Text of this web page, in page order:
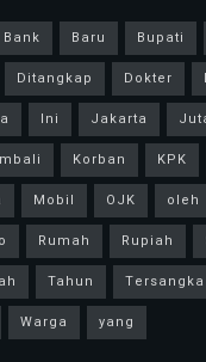
Bank Baru Bupati
Ditangkap Dokter
Ini Jakarta
Korban KPK
Mobil OJK oleh
Rumah Rupiah
Tahun Tersangka
Warga yang